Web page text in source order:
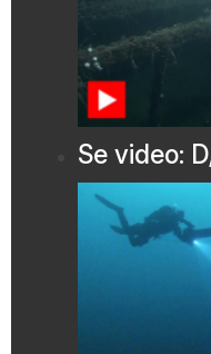
Se video: